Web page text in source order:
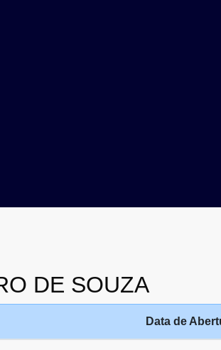
DE SOUZA
Data de